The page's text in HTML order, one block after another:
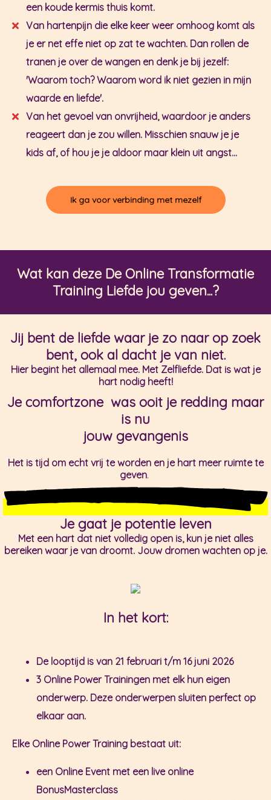
een koude kermis thuis komt.
Van hartenpijn die elke keer weer omhoog komt als
je er net effe niet op zat te wachten. Dan rollen de
tranen je over de wangen en denk je bij jezelf:
'Waarom toch? Waarom word ik niet gezien in mijn
waarde en liefde'.
Van het gevoel van onvrijheid, waardoor je anders
reageert dan je zou willen. Misschien snauw je je
kids af, of hou je je aldoor maar klein uit angst...
Ik ga voor verbinding met mezelf
Wat kan deze De Online Transformatie
Training Liefde jou geven...?
Jij bent de liefde waar je zo naar op zoek
bent, ook al dacht je van niet.
Hier begint het allemaal mee. Met Zelfliefde. Dat is wat je
hart nodig heeft!
Je comfortzone was ooit je redding maar
is nu
jouw gevangenis
Het is tijd om echt vrij te worden en je hart meer ruimte te
geven.
Je gaat je potentie leven
Met een hart dat niet volledig open is, kun je niet alles
bereiken waar je van droomt. Jouw dromen wachten op je.
In het kort:
De looptijd is van 21 februari t/m 16 juni 2026
3 Online Power Trainingen met elk hun eigen
onderwerp. Deze onderwerpen sluiten perfect op
elkaar aan.
Elke Online Power Training bestaat uit:
een Online Event met een live online
BonusMasterclass